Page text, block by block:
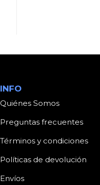
INFO
Quiénes Somos
Preguntas frecuentes
Términos y condiciones
Políticas de devolución
Envíos